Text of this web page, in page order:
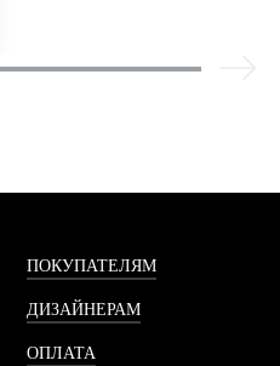
ПОКУПАТЕЛЯМ
ДИЗАЙНЕРАМ
ОПЛАТА